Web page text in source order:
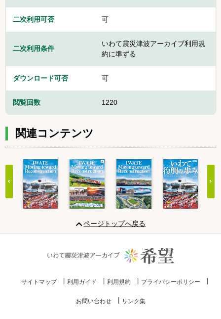
二次利用可否 可
二次利用条件
いわて震災津波アーカイブ利用規
約に準ずる
ダウンロード可否 可
閲覧回数 1220
関連コンテンツ
10
ページトップへ戻る
サイトマップ 利用ガイド 利用規約 プライバシーポリシー
お問い合わせ リンク集